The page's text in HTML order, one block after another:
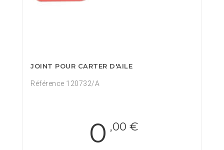
JOINT POUR CARTER D'AILE
Référence 120732/A
0 ,00 €